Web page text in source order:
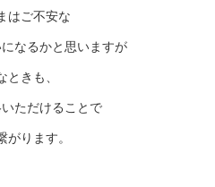
はご不安な
なるかと思いますが
ときも、
ただけることで
がります。